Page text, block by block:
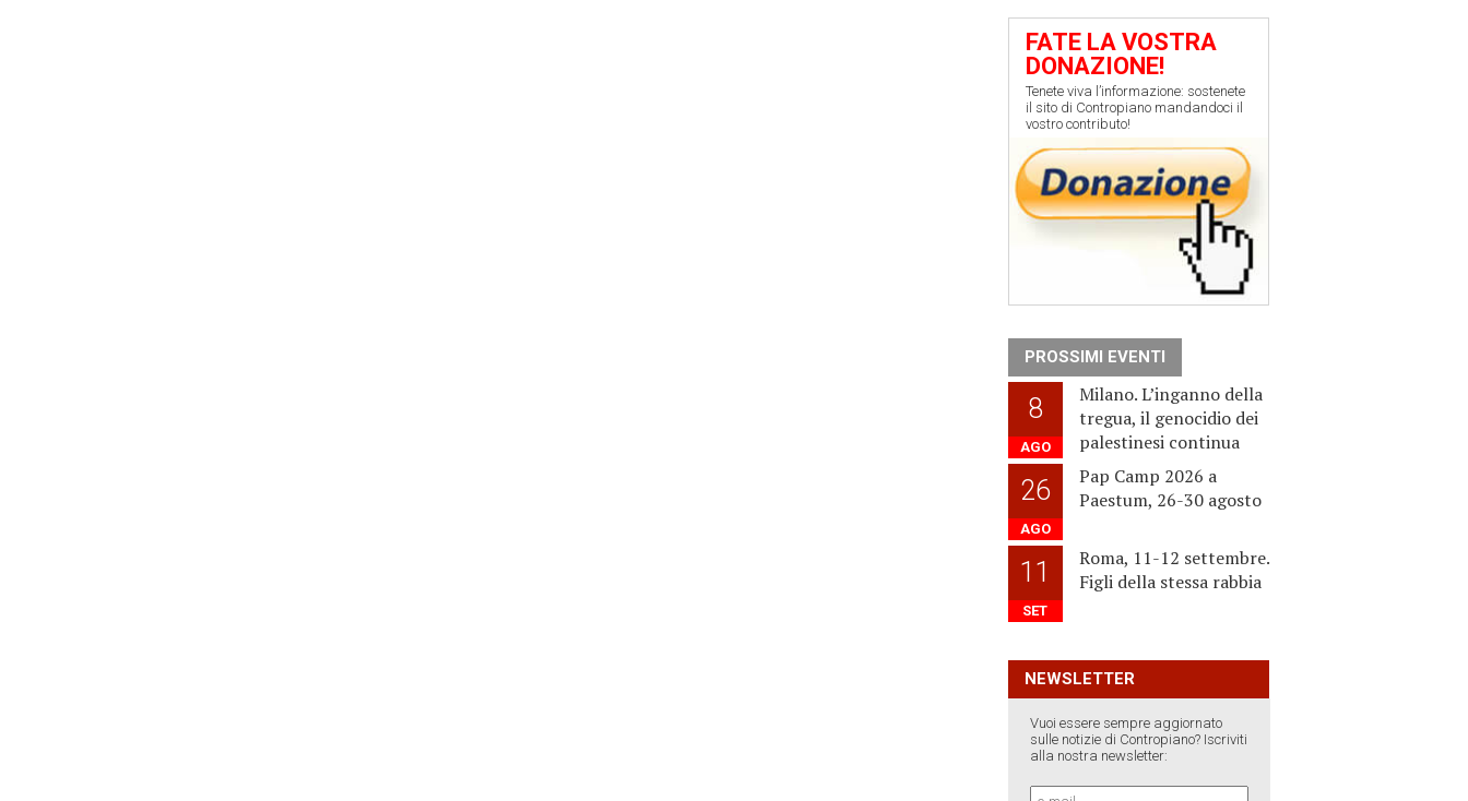
FATE LA VOSTRA
DONAZIONE!
Tenete viva l’informazione: sostenete
il sito di Contropiano mandandoci il
vostro contributo!
PROSSIMI EVENTI
8
AGO
Milano. L’inganno della
tregua, il genocidio dei
palestinesi continua
26
AGO
Pap Camp 2026 a
Paestum, 26-30 agosto
11
SET
Roma, 11-12 settembre.
Figli della stessa rabbia
NEWSLETTER
Vuoi essere sempre aggiornato
sulle notizie di Contropiano? Iscriviti
alla nostra newsletter: